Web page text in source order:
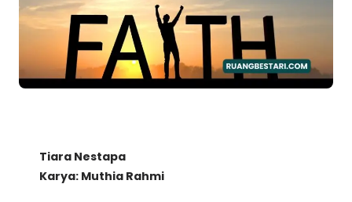
Tiara Nestapa
Karya: Muthia Rahmi